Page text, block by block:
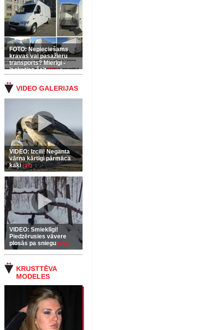
FOTO: Nepieciešams
kravas vai pasažieru
transports? Mierīgi -
ieskaties šeit(35)
VIDEO GALERIJAS
VIDEO: Izcili! Neganta
vārna kārtīgi pārmāca
kaķi(37)
VIDEO: Smieklīgi!
Piedzērusies vāvere
plosās pa sniegu (255)
KRUSTTĒVA
MODELES